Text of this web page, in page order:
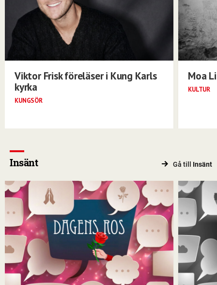
Viktor Frisk föreläser i Kung Karls
kyrka
KUNGSÖR
Moa
KULTUR
Insänt Gå till Insänt